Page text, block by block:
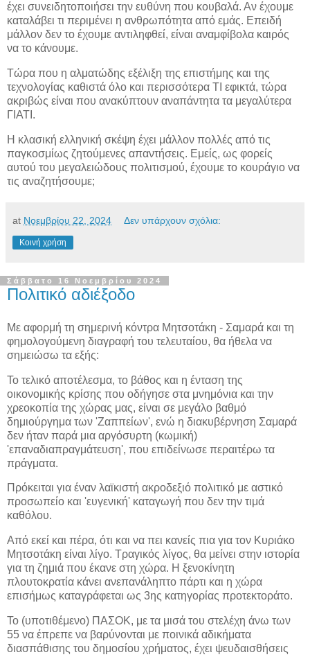
έχει συνειδητοποιήσει την ευθύνη που κουβαλά. Αν έχουμε
καταλάβει τι περιμένει η ανθρωπότητα από εμάς. Επειδή
μάλλον δεν το έχουμε αντιληφθεί, είναι αναμφίβολα καιρός
να το κάνουμε.
Τώρα που η αλματώδης εξέλιξη της επιστήμης και της
τεχνολογίας καθιστά όλο και περισσότερα ΤΙ εφικτά, τώρα
ακριβώς είναι που ανακύπτουν αναπάντητα τα μεγαλύτερα
ΓΙΑΤΙ.
Η κλασική ελληνική σκέψη έχει μάλλον πολλές από τις
παγκοσμίως ζητούμενες απαντήσεις. Εμείς, ως φορείς
αυτού του μεγαλειώδους πολιτισμού, έχουμε το κουράγιο να
τις αναζητήσουμε;
at Νοεμβρίου 22, 2024 Δεν υπάρχουν σχόλια:
Κοινή χρήση
Σάββατο 16 Νοεμβρίου 2024
Πολιτικό αδιέξοδο
Με αφορμή τη σημερινή κόντρα Μητσοτάκη - Σαμαρά και τη
φημολογούμενη διαγραφή του τελευταίου, θα ήθελα να
σημειώσω τα εξής:
Το τελικό αποτέλεσμα, το βάθος και η ένταση της
οικονομικής κρίσης που οδήγησε στα μνημόνια και την
χρεοκοπία της χώρας μας, είναι σε μεγάλο βαθμό
δημιούργημα των 'Ζαππείων', ενώ η διακυβέρνηση Σαμαρά
δεν ήταν παρά μια αργόσυρτη (κωμική)
'επαναδιαπραγμάτευση', που επιδείνωσε περαιτέρω τα
πράγματα.
Πρόκειται για έναν λαϊκιστή ακροδεξιό πολιτικό με αστικό
προσωπείο και 'ευγενική' καταγωγή που δεν την τιμά
καθόλου.
Από εκεί και πέρα, ότι και να πει κανείς πια για τον Κυριάκο
Μητσοτάκη είναι λίγο. Τραγικός λίγος, θα μείνει στην ιστορία
για τη ζημιά που έκανε στη χώρα. Η ξενοκίνητη
πλουτοκρατία κάνει ανεπανάληπτο πάρτι και η χώρα
επισήμως καταγράφεται ως 3ης κατηγορίας προτεκτοράτο.
Το (υποτιθέμενο) ΠΑΣΟΚ, με τα μισά του στελέχη άνω των
55 να έπρεπε να βαρύνονται με ποινικά αδικήματα
διασπάθισης του δημοσίου χρήματος, έχει ψευδαισθήσεις